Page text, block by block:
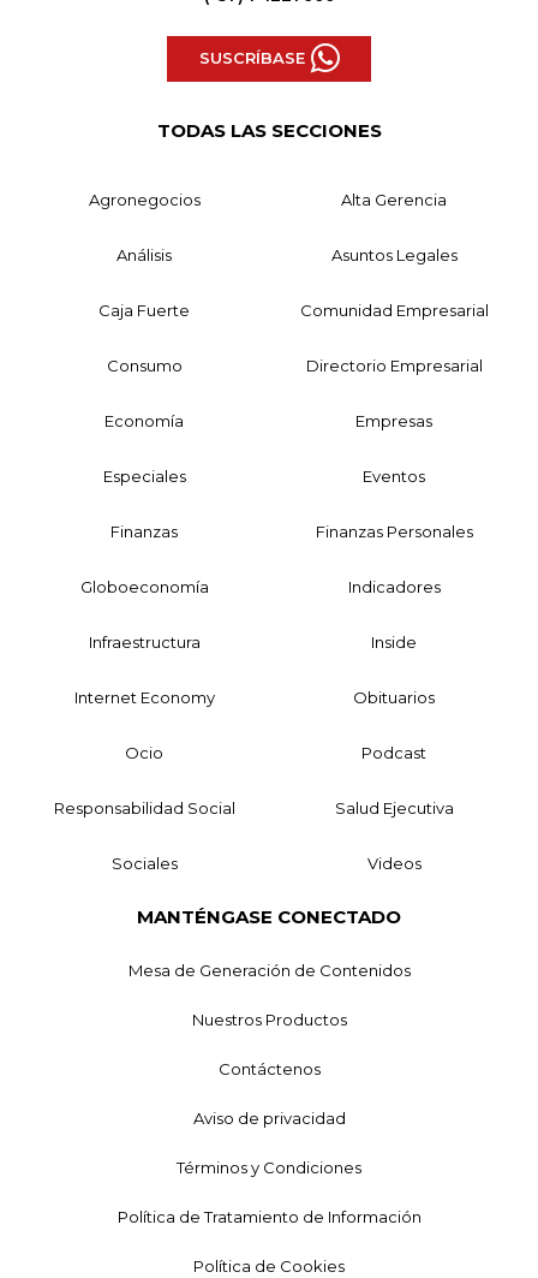
SUSCRÍBASE
TODAS LAS SECCIONES
Agronegocios Alta Gerencia
Análisis Asuntos Legales
Caja Fuerte Comunidad Empresarial
Consumo Directorio Empresarial
Economía Empresas
Especiales Eventos
Finanzas Finanzas Personales
Globoeconomía Indicadores
Infraestructura Inside
Internet Economy Obituarios
Ocio Podcast
Responsabilidad Social Salud Ejecutiva
Sociales Videos
MANTÉNGASE CONECTADO
Mesa de Generación de Contenidos
Nuestros Productos
Contáctenos
Aviso de privacidad
Términos y Condiciones
Política de Tratamiento de Información
Política de Cookies